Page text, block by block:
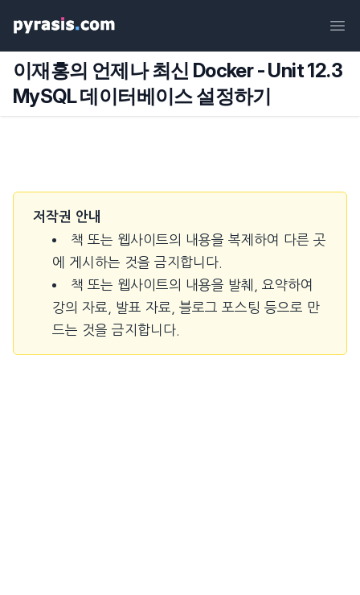
이재홍의 언제나 최신 Docker - Unit 12.3
MySQL 데이터베이스 설정하기
저작권 안내
책 또는 웹사이트의 내용을 복제하여 다른 곳
에 게시하는 것을 금지합니다.
책 또는 웹사이트의 내용을 발췌, 요약하여
강의 자료, 발표 자료, 블로그 포스팅 등으로 만
드는 것을 금지합니다.